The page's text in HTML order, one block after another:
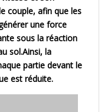
couple, afin que les
une force
sous la réaction
sol.Ainsi, la
partie devant le
est réduite.